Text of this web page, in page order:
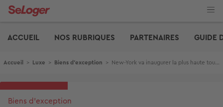
Aller
ACCUEIL
NOS RUBRIQUES PARTENAIRES GUIDE
Fil d'Ariane
Accueil > Luxe > Biens d'exception > New-York va inaugurer la plus haute tour résidentielle des États-Unis !
Biens d'exception